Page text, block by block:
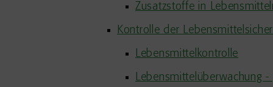
Zusatzstoffe in
Kontrolle der
Lebensmittelkontrolle
Lebensmittelüberwachung